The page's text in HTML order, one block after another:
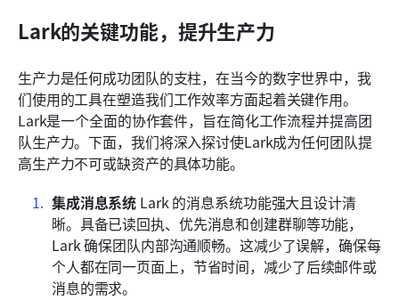
Lark的关键功能，提升生产力
生产力是任何成功团队的支柱，在当今的数字世界中，我
们使用的工具在塑造我们工作效率方面起着关键作用。
Lark是一个全面的协作套件，旨在简化工作流程并提高团
队生产力。下面，我们将深入探讨使Lark成为任何团队提
高生产力不可或缺资产的具体功能。
集成消息系统 Lark 的消息系统功能强大且设计清
晰。具备已读回执、优先消息和创建群聊等功能，
Lark 确保团队内部沟通顺畅。这减少了误解，确保每
个人都在同一页面上，节省时间，减少了后续邮件或
消息的需求。